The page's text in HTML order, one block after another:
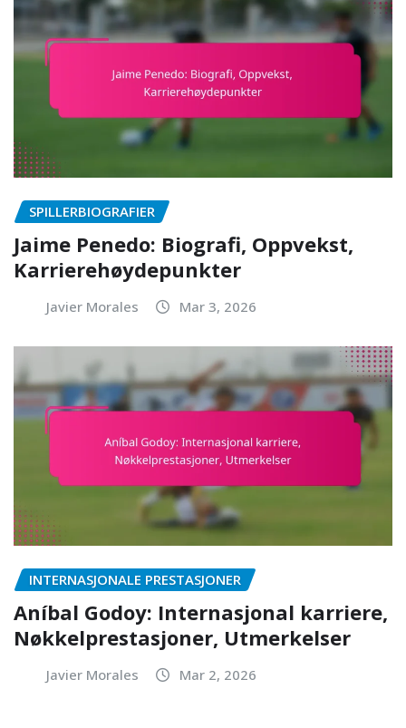
SPILLERBIOGRAFIER
Jaime Penedo: Biografi, Oppvekst,
Karrierehøydepunkter
Javier Morales Mar 3, 2026
INTERNASJONALE PRESTASJONER
Aníbal Godoy: Internasjonal karriere,
Nøkkelprestasjoner, Utmerkelser
Javier Morales Mar 2, 2026